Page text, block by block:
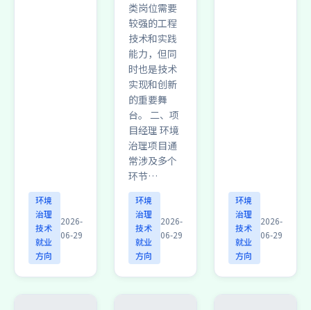
环境
治理
技术
就业
方向
2026-
06-29
类岗位需要
较强的工程
技术和实践
能力，但同
时也是技术
实现和创新
的重要舞
台。 二、项
目经理 环境
治理项目通
常涉及多个
环节…
环境
治理
技术
就业
方向
2026-
06-29
环境
治理
技术
就业
方向
2026-
06-29